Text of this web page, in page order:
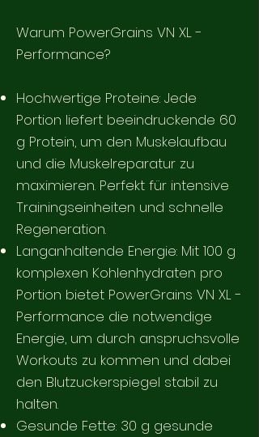
Warum PowerGrains VN XL -
Performance?
Hochwertige Proteine: Jede
Portion liefert beeindruckende 60
g Protein, um den Muskelaufbau
und die Muskelreparatur zu
maximieren. Perfekt für intensive
Trainingseinheiten und schnelle
Regeneration.
Langanhaltende Energie: Mit 100 g
komplexen Kohlenhydraten pro
Portion bietet PowerGrains VN XL -
Performance die notwendige
Energie, um durch anspruchsvolle
Workouts zu kommen und dabei
den Blutzuckerspiegel stabil zu
halten.
Gesunde Fette: 30 g gesunde